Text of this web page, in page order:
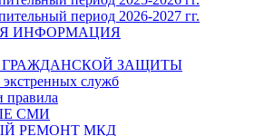
период 2026-2027 гг.
ИНФОРМАЦИЯ
ГРАЖДАНСКОЙ ЗАЩИТЫ
служб
правила
СМИ
РЕМОНТ МКД